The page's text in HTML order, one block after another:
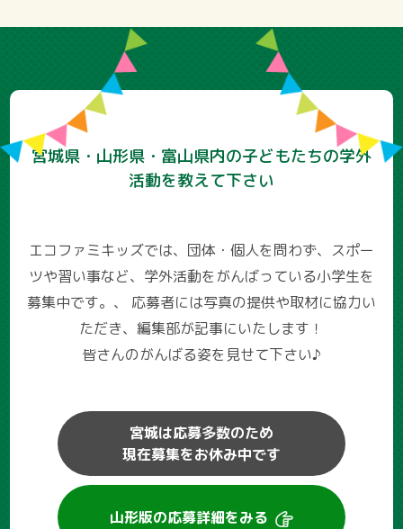
宮城県・山形県・富山県内の子どもたちの学外
活動を教えて下さい
エコファミキッズでは、団体・個人を問わず、スポー
ツや習い事など、学外活動をがんばっている小学生を
募集中です。、
応募者には写真の提供や取材に協力い
ただき、編集部が記事にいたします！
皆さんのがんばる姿を見せて下さい♪
宮城は応募多数のため
現在募集をお休み中です
山形版の応募詳細をみる